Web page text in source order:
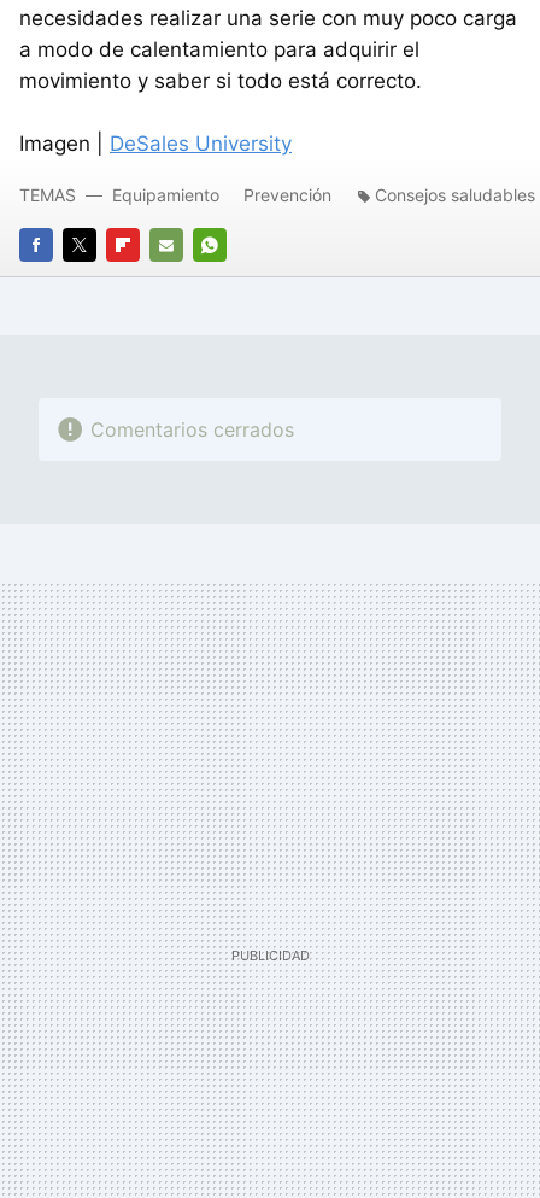
necesidades realizar una serie con muy poco carga
a modo de calentamiento para adquirir el
movimiento y saber si todo está correcto.
Imagen | DeSales University
FACEBOOK
TWITTERFLIPBOARD
E-
WHATSAPP
TEMAS Equipamiento Prevención Consejos saludables
Comentarios cerrados